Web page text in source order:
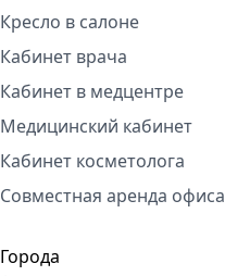
Кресло в салоне
Кабинет врача
Кабинет в медцентре
Медицинский кабинет
Кабинет косметолога
Совместная аренда офиса
Города